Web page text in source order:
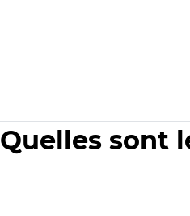
Quelles sont